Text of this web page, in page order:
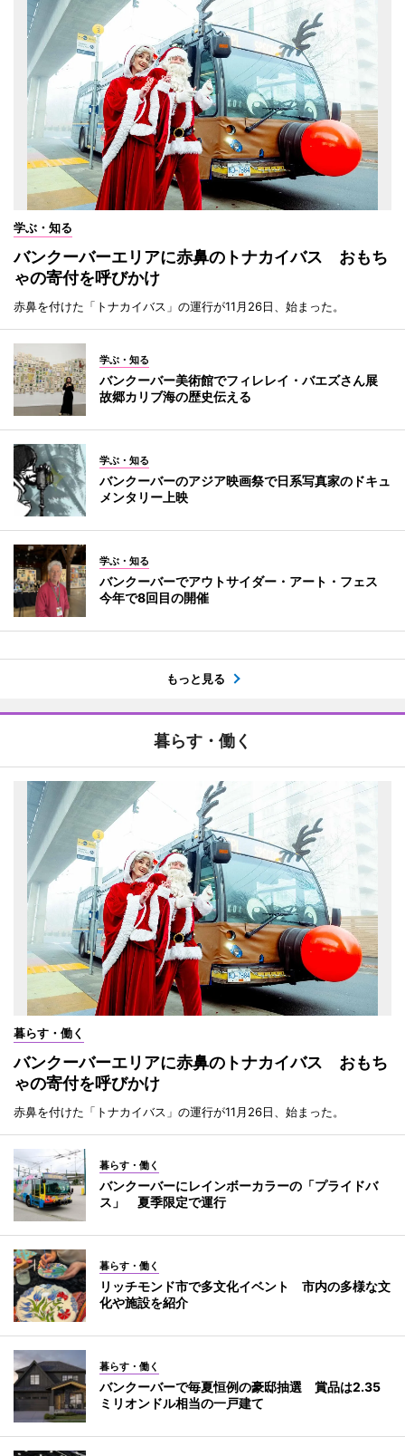
学ぶ・知る
バンクーバーエリアに赤鼻のトナカイバス おもち
ゃの寄付を呼びかけ
赤鼻を付けた「トナカイバス」の運行が11月26日、始まった。
学ぶ・知る
バンクーバー美術館でフィレレイ・バエズさん展
故郷カリブ海の歴史伝える
学ぶ・知る
バンクーバーのアジア映画祭で日系写真家のドキュ
メンタリー上映
学ぶ・知る
バンクーバーでアウトサイダー・アート・フェス
今年で8回目の開催
もっと見る
暮らす・働く
暮らす・働く
バンクーバーエリアに赤鼻のトナカイバス おもち
ゃの寄付を呼びかけ
赤鼻を付けた「トナカイバス」の運行が11月26日、始まった。
暮らす・働く
バンクーバーにレインボーカラーの「プライドバ
ス」 夏季限定で運行
暮らす・働く
リッチモンド市で多文化イベント 市内の多様な文
化や施設を紹介
暮らす・働く
バンクーバーで毎夏恒例の豪邸抽選 賞品は2.35
ミリオンドル相当の一戸建て